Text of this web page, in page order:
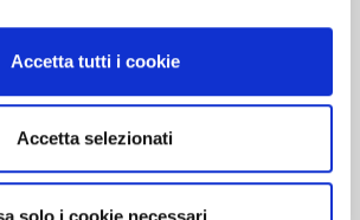
Accetta tutti i cookie
Accetta selezionati
solo i cookie necessari
cantine che …”valgono il